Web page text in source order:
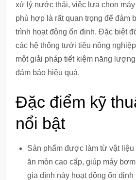
xử lý nước thải, việc lựa chọn
phù hợp là rất quan trọng để đảm
trình hoạt động ổn định. Đặc biệt
các hệ thống tưới tiêu nông
một giải pháp tiết kiệm năng
đảm bảo hiệu quả.
Đặc điểm kỹ
nổi bật
Sản phẩm được làm từ vật liệu
ăn mòn cao cấp, giúp máy
gia đình này hoạt động ổn định